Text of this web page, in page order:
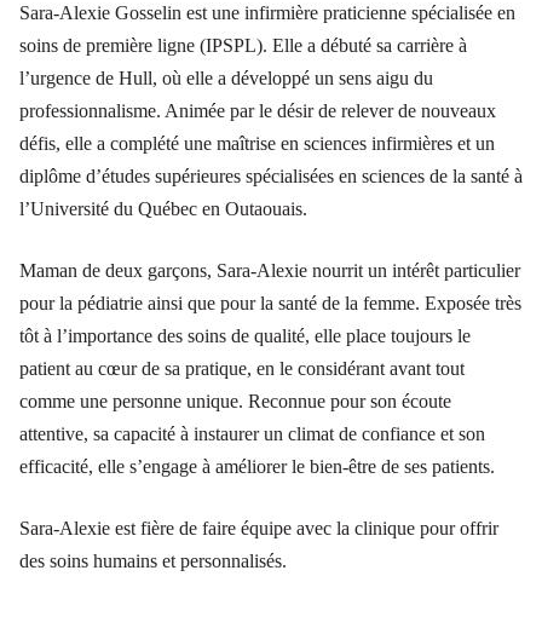
Sara-Alexie Gosselin est une infirmière praticienne spécialisée en
soins de première ligne (IPSPL). Elle a débuté sa carrière à
l’urgence de Hull, où elle a développé un sens aigu du
professionnalisme. Animée par le désir de relever de nouveaux
défis, elle a complété une maîtrise en sciences infirmières et un
diplôme d’études supérieures spécialisées en sciences de la santé à
l’Université du Québec en Outaouais.
Maman de deux garçons, Sara-Alexie nourrit un intérêt particulier
pour la pédiatrie ainsi que pour la santé de la femme. Exposée très
tôt à l’importance des soins de qualité, elle place toujours le
patient au cœur de sa pratique, en le considérant avant tout
comme une personne unique. Reconnue pour son écoute
attentive, sa capacité à instaurer un climat de confiance et son
efficacité, elle s’engage à améliorer le bien-être de ses patients.
Sara-Alexie est fière de faire équipe avec la clinique pour offrir
des soins humains et personnalisés.